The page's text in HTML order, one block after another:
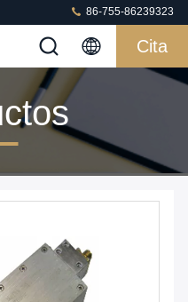
86-755-86239323
Cita